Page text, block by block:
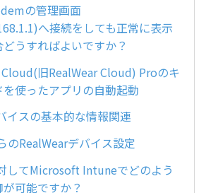
の管理画面
へ接続をしても正常に表示
うすればよいですか？
旧RealWear Cloud) Proのキ
使ったアプリの自動起動
イスの基本的な情報関連
のRealWearデバイス設定
してMicrosoft Intuneでどのよう
可能ですか？